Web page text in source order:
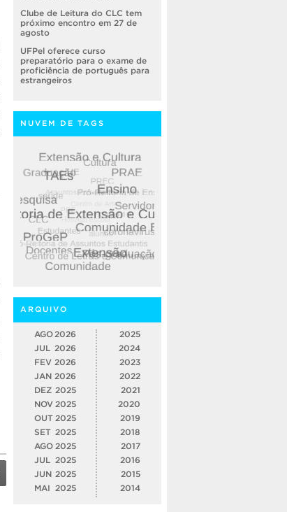
Clube de Leitura do CLC tem
próximo encontro em 27 de
agosto
UFPel oferece curso
preparatório para o exame de
proficiência de português para
estrangeiros
NUVEM DE TAGS
ARQUIVO
AGO 2026
JUL 2026
FEV 2026
JAN 2026
DEZ 2025
NOV 2025
OUT 2025
SET 2025
AGO 2025
JUL
2025
JUN 2025
MAI
2025
2025
2024
2023
2022
2021
2020
2019
2018
2017
2016
2015
2014